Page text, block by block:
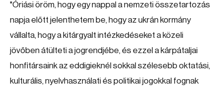
"Óriási öröm, hogy egy nappal a nemzeti összetartozás
napja előtt jelenthetem be, hogy az ukrán kormány
vállalta, hogy a kitárgyalt intézkedéseket a közeli
jövőben átülteti a jogrendjébe, és ezzel a kárpátaljai
honfitársaink az eddigieknél sokkal szélesebb oktatási,
kulturális, nyelvhasználati és politikai jogokkal fognak